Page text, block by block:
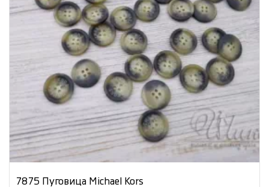
7875 Пуговица Michael Kors